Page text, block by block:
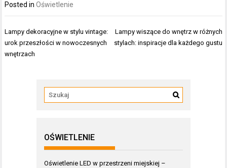
Posted inOświetlenie
Nawigacja
wpisu
Lampy dekoracyjne w stylu vintage:
urok przeszłości w nowoczesnych
wnętrzach
Lampy wiszące do wnętrz w różnych
stylach: inspiracje dla każdego gustu
OŚWIETLENIE
Oświetlenie LED w przestrzeni miejskiej –